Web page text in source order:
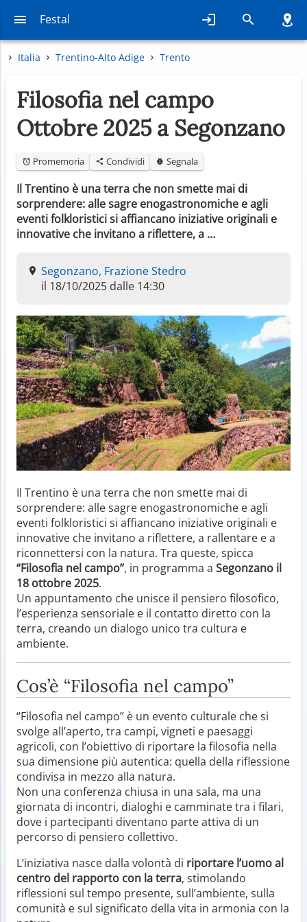
Festal
Italia Trentino-Alto Adige Trento
Filosofia nel campo
Ottobre 2025 a Segonzano
Promemoria Condividi Segnala
Il Trentino è una terra che non smette mai di
sorprendere: alle sagre enogastronomiche e agli
eventi folkloristici si affiancano iniziative originali e
innovative che invitano a riflettere, a …
Segonzano, Frazione Stedro
il 18/10/2025 dalle 14:30
Il Trentino è una terra che non smette mai di
sorprendere: alle sagre enogastronomiche e agli
eventi folkloristici si affiancano iniziative originali e
innovative che invitano a riflettere, a rallentare e a
riconnettersi con la natura. Tra queste, spicca
“Filosofia nel campo”, in programma a Segonzano il
18 ottobre 2025.
Un appuntamento che unisce il pensiero filosofico,
l’esperienza sensoriale e il contatto diretto con la
terra, creando un dialogo unico tra cultura e
ambiente.
Cos’è “Filosofia nel campo”
“Filosofia nel campo” è un evento culturale che si
svolge all’aperto, tra campi, vigneti e paesaggi
agricoli, con l’obiettivo di riportare la filosofia nella
sua dimensione più autentica: quella della riflessione
condivisa in mezzo alla natura.
Non una conferenza chiusa in una sala, ma una
giornata di incontri, dialoghi e camminate tra i filari,
dove i partecipanti diventano parte attiva di un
percorso di pensiero collettivo.
L’iniziativa nasce dalla volontà di riportare l’uomo al
centro del rapporto con la terra, stimolando
riflessioni sul tempo presente, sull’ambiente, sulla
comunità e sul significato della vita in armonia con la